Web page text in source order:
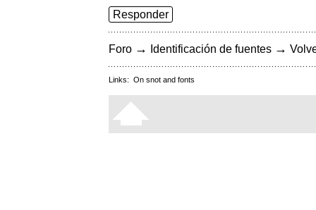
Responder
Foro → Identificación de fuentes →
Links: On snot and fonts